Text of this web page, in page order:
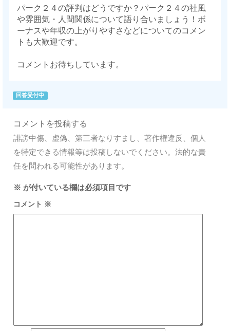
パーク２４の評判はどうですか？パーク２４の社風
や雰囲気・人間関係について語り合いましょう！ボ
ーナスや年収の上がりやすさなどについてのコメン
トも大歓迎です。
コメントお待ちしています。
回答受付中
コメントを投稿する
誹謗中傷、虚偽、第三者なりすまし、著作権違反、個人
を特定できる情報等は投稿しないでください。法的な責
任を問われる可能性があります。
※ が付いている欄は必須項目です
コメント ※